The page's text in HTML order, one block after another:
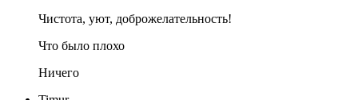
Чистота, уют, доброжелательность!
Что было плохо
Ничего